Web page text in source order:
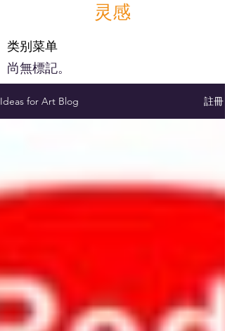
灵感
类别菜单
尚無標記。
Ideas for Art Blog 註冊